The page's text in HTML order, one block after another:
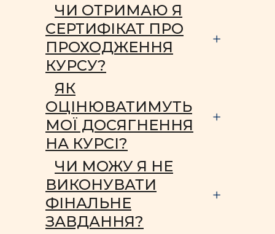
ЧИ ОТРИМАЮ Я
СЕРТИФІКАТ ПРО
ПРОХОДЖЕННЯ
КУРСУ?
ЯК
ОЦІНЮВАТИМУТЬ
МОЇ ДОСЯГНЕННЯ
НА КУРСІ?
ЧИ МОЖУ Я НЕ
ВИКОНУВАТИ
ФІНАЛЬНЕ
ЗАВДАННЯ?